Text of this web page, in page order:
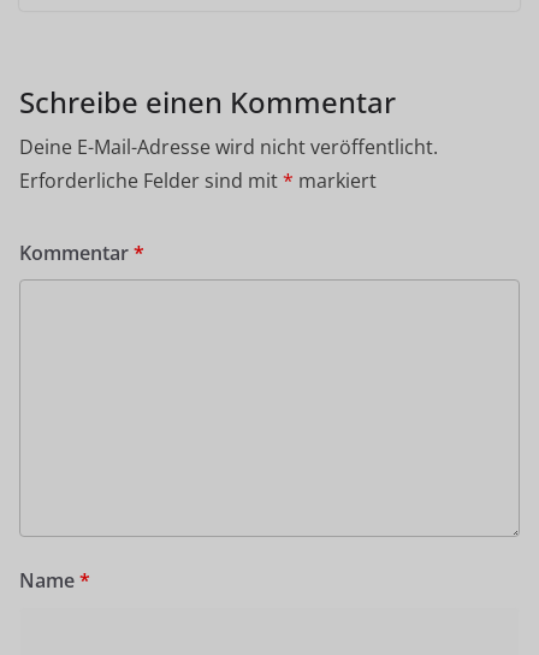
Schreibe einen Kommentar
Deine E-Mail-Adresse wird nicht veröffentlicht.
Erforderliche Felder sind mit* markiert
Kommentar*
Name*